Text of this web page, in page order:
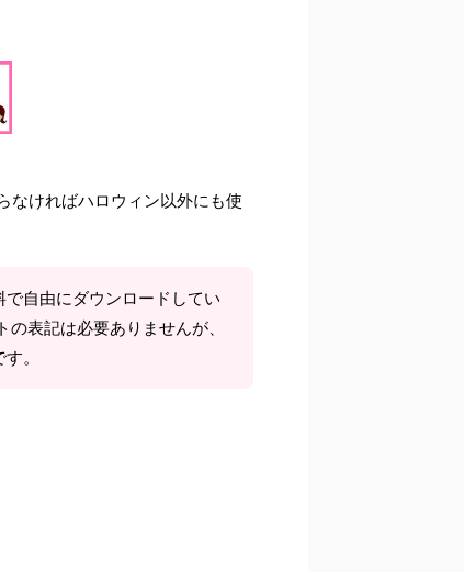
なければハロウィン以外にも使
自由にダウンロードしてい
表記は必要ありませんが、
。